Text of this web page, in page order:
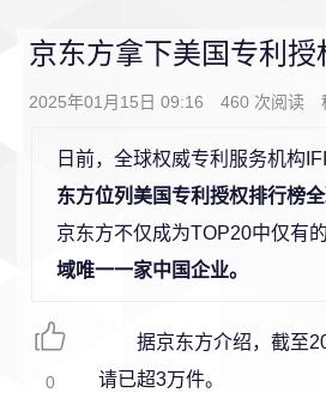
京东方拿下美国专利
2025年01月15日 09:16 460 次阅读
日前，全球权威专利服务机构
东方位列美国专利授权排行榜
京东方不仅成为TOP20中仅有
域唯一一家中国企业。
据京东方介绍，截至
请已超3万件。
0